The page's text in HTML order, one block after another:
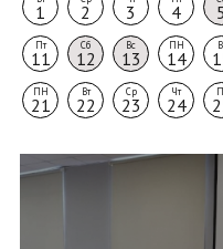
1 2 3 4 5
Пт
11
Сб
12
Вс
13
ПН
14
ПН
21
Вт
22
Ср
23
Чт
24